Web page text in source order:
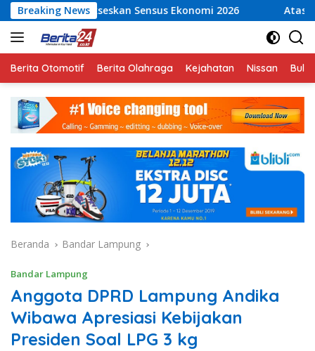
Langsung
ke
konten
Breaking News
Sensus Ekonomi 2026 Atasi Kelangkaan Air
Berita Otomotif Berita Olahraga Kejahatan Nissan
Beranda Bandar Lampung
Bandar Lampung
Anggota DPRD Lampung Andika
Wibawa Apresiasi Kebijakan
Presiden Soal LPG 3 kg